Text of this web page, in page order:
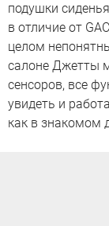
подушки
в отличие от
целом
салоне Джетты
сенсоров, все
увидеть и
как в знакомом